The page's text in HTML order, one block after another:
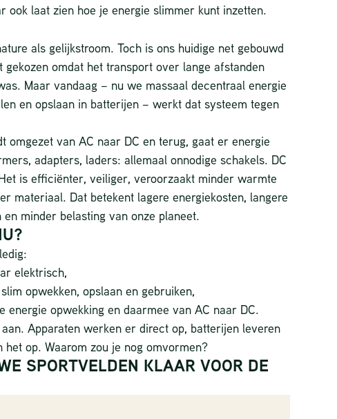
ook laat zien hoe je energie slimmer kunt inzetten.
als gelijkstroom. Toch is ons huidige net gebouwd
gekozen omdat het transport over lange afstanden
Maar vandaag – nu we massaal decentraal energie
en opslaan in batterijen – werkt dat systeem tegen
omgezet van AC naar DC en terug, gaat er energie
adapters, laders: allemaal onnodige schakels. DC
is efficiënter, veiliger, veroorzaakt minder warmte
materiaal. Dat betekent lagere energiekosten, langere
minder belasting van onze planeet.
elektrisch,
opwekken, opslaan en gebruiken,
energie opwekking en daarmee van AC naar DC.
Apparaten werken er direct op, batterijen leveren
het op. Waarom zou je nog omvormen?
SPORTVELDEN KLAAR VOOR DE